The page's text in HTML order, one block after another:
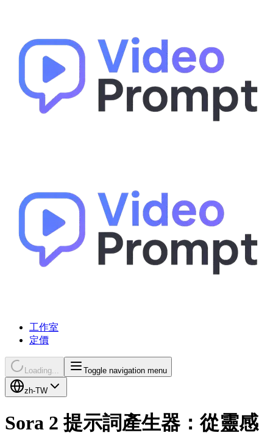
工作室
定價
Loading... Toggle navigation menu
zh-TW
Sora 2 提示詞產生器：從靈感